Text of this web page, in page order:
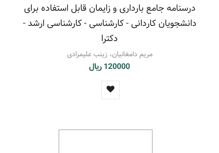
درسنامه جامع بارداری و زایمان قابل استفاده برای
دانشجویان کاردانی - کارشناسی - کارشناسی ارشد -
دکترا
مریم دامغانیان، زینب علیمرادی
120000 ریال